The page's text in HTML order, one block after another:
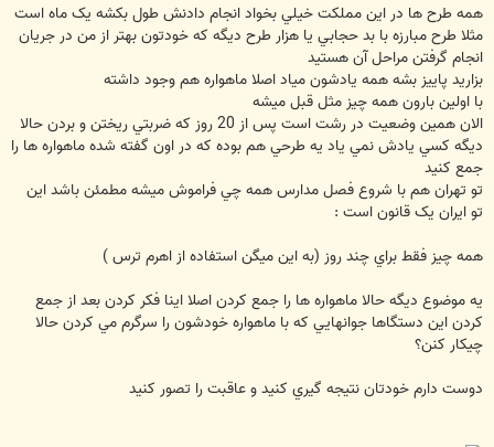
همه طرح ها در اين مملکت خيلي بخواد انجام دادنش طول بکشه يک ماه است
مثلا طرح مبارزه با بد حجابي يا هزار طرح ديگه که خودتون بهتر از من در جريان
انجام گرفتن مراحل آن هستيد
بزاريد پاييز بشه همه يادشون مياد اصلا ماهواره هم وجود داشته
با اولين بارون همه چيز مثل قبل ميشه
الان همين وضعيت در رشت است پس از 20 روز که ضربتي ريختن و بردن حالا
ديگه کسي يادش نمي ياد يه طرحي هم بوده که در اون گفته شده ماهواره ها را
جمع کنيد
تو تهران هم با شروع فصل مدارس همه چي فراموش ميشه مطمئن باشد اين
تو ايران يک قانون است :
همه چيز فقط براي چند روز (به اين ميگن استفاده از اهرم ترس )
يه موضوع ديگه حالا ماهواره ها را جمع کردن اصلا اينا فکر کردن بعد از جمع
کردن اين دستگاها جوانهايي که با ماهواره خودشون را سرگرم مي کردن حالا
چيکار کنن؟
دوست دارم خودتان نتيجه گيري کنيد و عاقبت را تصور کنيد